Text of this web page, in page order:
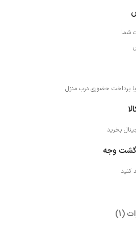
شما
یا پرداخت حضوری درب منزل
بخرید
کنید
(1)